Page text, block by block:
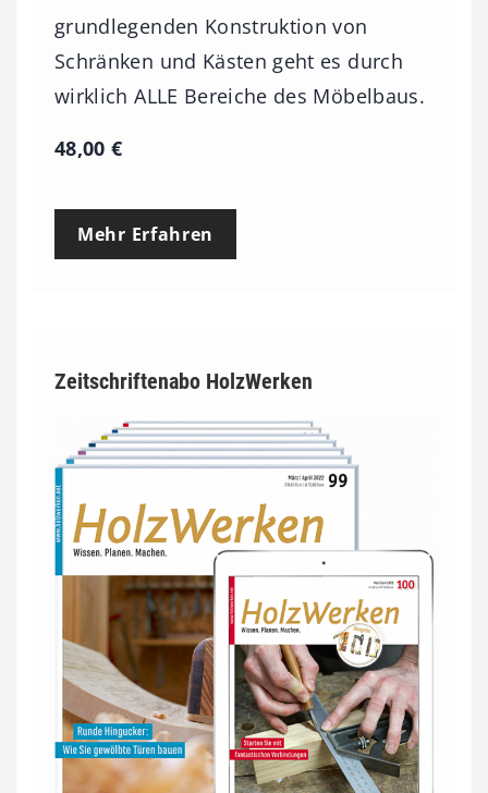
0
0
grundlegenden Konstruktion von
Schränken und Kästen geht es durch
wirklich ALLE Bereiche des Möbelbaus.
48,00€
Mehr Erfahren
Zeitschriftenabo HolzWerken